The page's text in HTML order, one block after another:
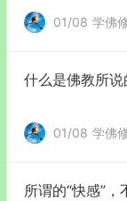
01/08 学佛
什么是佛教所
01/08 学佛
所谓的“快感”